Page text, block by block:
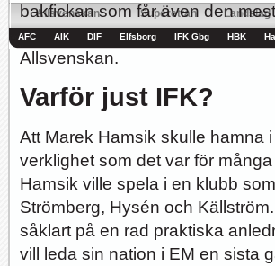
bakfickan som får även den
igen. Det här är en riktig svensk
Allsvenskan.
Varför just IFK?
Att Marek Hamsik skulle hamna
verklighet som det var för
Hamsik ville spela i en klubb
Strömberg, Hysén och
såklart på en rad praktiska
vill leda sin nation i EM en sista